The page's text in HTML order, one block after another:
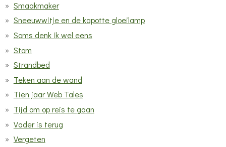
Smaakmaker
Sneeuwwitje en de kapotte gloeilamp
Soms denk ik wel eens
Stom
Strandbed
Teken aan de wand
Tien jaar Web Tales
Tijd om op reis te gaan
Vader is terug
Vergeten